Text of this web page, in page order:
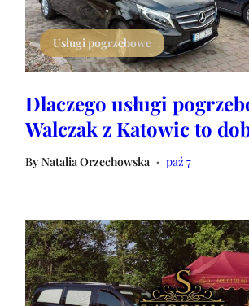
Usługi pogrzebowe
Dlaczego usługi
Walczak z Katowic to
By Natalia Orzechowska • paź 7